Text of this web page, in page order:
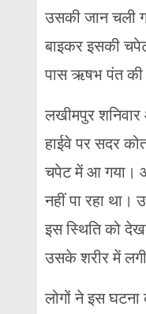
उसकी जान चली
बाइकर इसकी
पास ऋषभ पंत की
लखीमपुर
हाईवे पर सदर
चपेट में आ गया।
नहीं पा रहा
इस स्थिति को
उसके शरीर में
लोगों ने इस